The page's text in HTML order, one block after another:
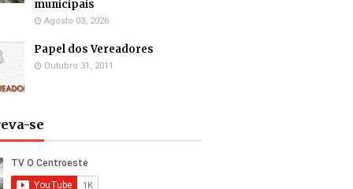
municipais
Agosto 03, 2026
Papel dos Vereadores
Outubro 31, 2011
se